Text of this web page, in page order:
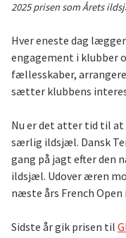
2025 prisen som Årets
Hver eneste dag
engagement i klubber
fællesskaber,
sætter klubbens
Nu er det atter tid til
særlig ildsjæl. Dansk
gang på jagt efter den
ildsjæl. Udover æren
næste års French Open
Sidste år gik prisen til